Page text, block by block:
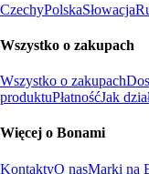
CzechyPolskaSłowacja
Wszystko o zakupach
Wszystko o zakupach
produktuPłatnośćJak
Więcej o Bonami
KontaktyO nasMarki na